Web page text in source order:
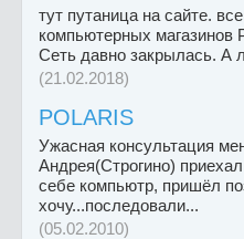
тут путаница на сайте.
компьютерных магазинов
Сеть давно закрылась. А
(21.02.2018)
POLARIS
Ужасная консультация
Андрея(Строгино)
себе компьютр, пришёл
хочу...последовали...
(05.02.2010)